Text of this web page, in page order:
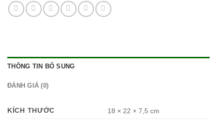
THÔNG TIN BỔ SUNG
ĐÁNH GIÁ (0)
KÍCH THƯỚC 18 × 22 × 7,5 cm